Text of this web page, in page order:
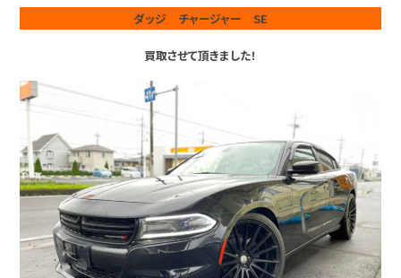
ダッジ チャージャー SE
買取させて頂きました！